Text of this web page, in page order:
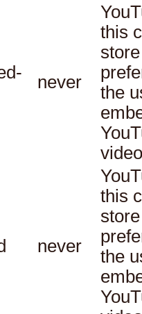
never
this
the
never
this
the